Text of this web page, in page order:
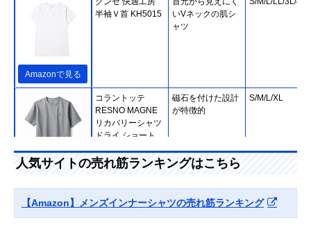
Amazonで見る
半袖Ｖ首 KH5015
いVネックの肌シ
ャツ
公式で見る
コラントッテ
RESNO MAGNE
リカバリーシャツ
ドライ ショート
磁石を付けた設計
が特徴的
S/M/L/XL
ターナショナル
SIL-VENDER メン
にも優れたVネッ
クインナー
人気サイトの売れ筋ランキングはこちら
【Amazon】メンズインナーシャツの売れ筋ランキング